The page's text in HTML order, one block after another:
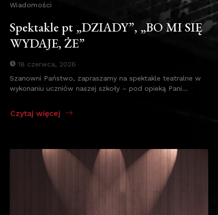
Wiadomości
Spektakle pt „DZIADY”, „BO MI SIĘ
WYDAJE, ŻE”
18 czerwca, 2026
Szanowni Państwo, zapraszamy na spektakle teatralne w
wykonaniu uczniów naszej szkoły – pod opieką Pani...
Czytaj więcej